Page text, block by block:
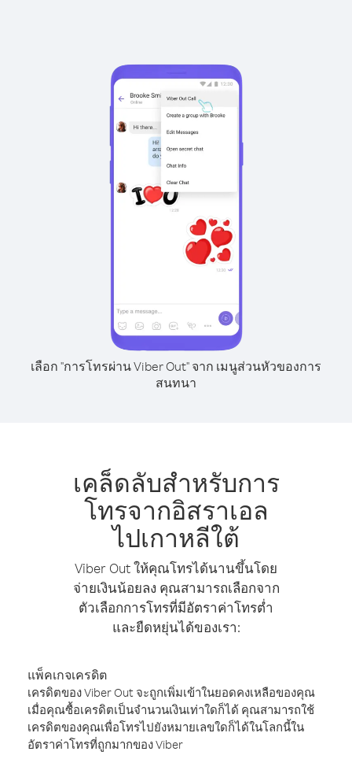
เลือก "การโทรผ่าน Viber Out" จาก เมนูส่วนหัวของการ
สนทนา
เคล็ดลับสำหรับการ
โทรจากอิสราเอล
ไปเกาหลีใต้
Viber Out ให้คุณโทรได้นานขึ้นโดย
จ่ายเงินน้อยลง คุณสามารถเลือกจาก
ตัวเลือกการโทรที่มีอัตราค่าโทรต่ำ
และยืดหยุ่นได้ของเรา:
แพ็คเกจเครดิต
เครดิตของ Viber Out จะถูกเพิ่มเข้าในยอดคงเหลือของคุณ
เมื่อคุณซื้อเครดิตเป็นจำนวนเงินเท่าใดก็ได้ คุณสามารถใช้
เครดิตของคุณเพื่อโทรไปยังหมายเลขใดก็ได้ในโลกนี้ใน
อัตราค่าโทรที่ถูกมากของ Viber